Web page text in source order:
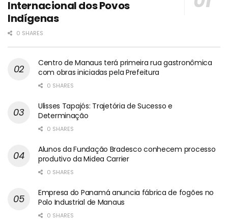
Internacional dos Povos
Indígenas
0 SHARES
Centro de Manaus terá primeira rua gastronômica
com obras iniciadas pela Prefeitura
0 SHARES
Ulisses Tapajós: Trajetória de Sucesso e
Determinação
0 SHARES
Alunos da Fundação Bradesco conhecem processo
produtivo da Midea Carrier
0 SHARES
Empresa do Panamá anuncia fábrica de fogões no
Polo Industrial de Manaus
0 SHARES